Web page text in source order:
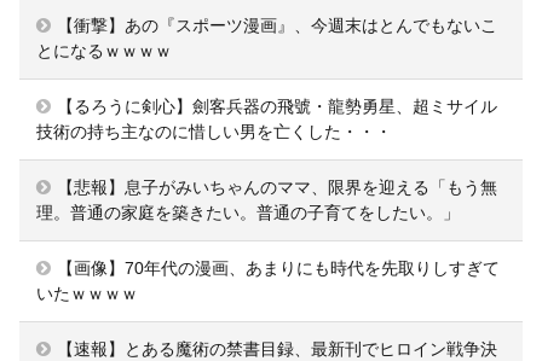
【衝撃】あの『スポーツ漫画』、今週末はとんでもないこ
とになるｗｗｗｗ
【るろうに剣心】劍客兵器の飛號・龍勢勇星、超ミサイル
技術の持ち主なのに惜しい男を亡くした・・・
【悲報】息子がみいちゃんのママ、限界を迎える「もう無
理。普通の家庭を築きたい。普通の子育てをしたい。」
【画像】70年代の漫画、あまりにも時代を先取りしすぎて
いたｗｗｗｗ
【速報】とある魔術の禁書目録、最新刊でヒロイン戦争決